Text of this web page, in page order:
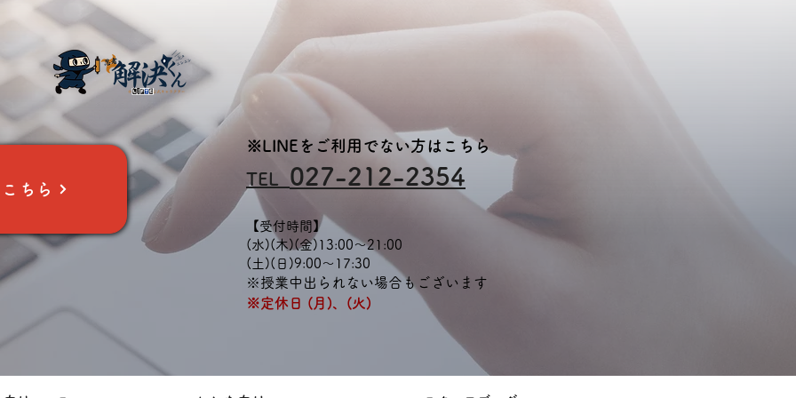
ちら
※LINEをご利用でない方はこちら
TEL 027-212-2354
【受付時間】
(水)(木)(金)13:00～21:00
​(土)(日)9:00～17:30
※授業中出られない場合もございます
※定休日 (月)、(火)